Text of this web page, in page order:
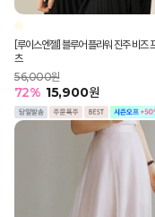
[루이스엔젤] 블루어 플라워 진주 비즈
츠
56,000원
72% 15,900원